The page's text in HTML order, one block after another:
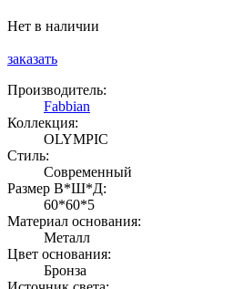
Нет в наличии
заказать
Производитель:
Fabbian
Коллекция:
OLYMPIC
Стиль:
Современный
Размер В*Ш*Д:
60*60*5
Материал основания:
Металл
Цвет основания:
Бронза